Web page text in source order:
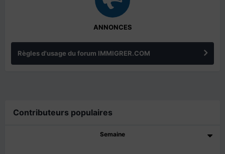
ANNONCES
Règles d'usage du forum IMMIGRER.COM
Contributeurs populaires
Semaine